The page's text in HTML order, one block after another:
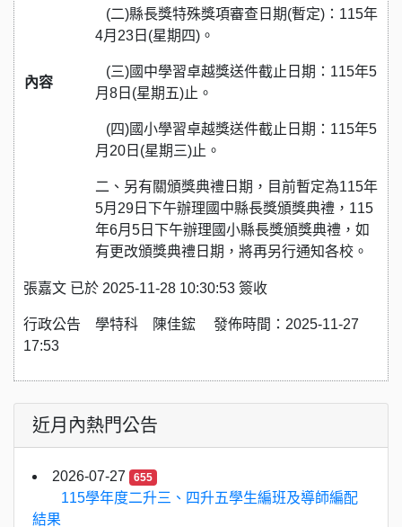
內容
(二)縣長獎特殊獎項審查日期(暫定)：115年
4月23日(星期四)。
(三)國中學習卓越獎送件截止日期：115年5
月8日(星期五)止。
(四)國小學習卓越獎送件截止日期：115年5
月20日(星期三)止。
二、另有關頒獎典禮日期，目前暫定為115年
5月29日下午辦理國中縣長獎頒獎典禮，115
年6月5日下午辦理國小縣長獎頒獎典禮，如
有更改頒獎典禮日期，將再另行通知各校。
張嘉文 已於 2025-11-28 10:30:53 簽收
行政公告 學特科 陳佳鋐 發佈時間：2025-11-27
17:53
近月內熱門公告
2026-07-27 655
115學年度二升三、四升五學生編班及導師編配
結果